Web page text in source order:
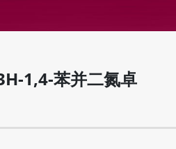
1,4-苯并二氮卓